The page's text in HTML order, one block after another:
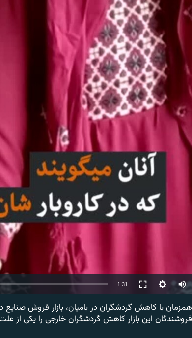
1:31
360p
همزمان با کاهش گردشگران در بامیان، بازار فروش
فروشندگان این بازار کاهش گردشگران خارجی را یکی از